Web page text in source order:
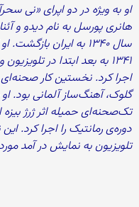
او به ویژه در دو اپرای «نی
هانری پورسل به نام دیدو و
سال ۱۳۴۰ به ایران
۱۳۴۱ به بعد ابتدا در
اجرا کرد. نخستین کار صحنه‌ای
گلوک، آهنگ‌ساز آلمانی بود.
تک‌صحنه‌ای حمیله اثر ژرژ
دوره‌ی رمانتیک را اجرا کرد.
تلویزیون به نمایش در آمد